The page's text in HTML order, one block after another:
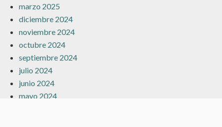
marzo 2025
diciembre 2024
noviembre 2024
octubre 2024
septiembre 2024
julio 2024
junio 2024
mayo 2024